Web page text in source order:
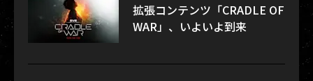
拡張コンテンツ「CRADLE OF
WAR」、いよいよ到来